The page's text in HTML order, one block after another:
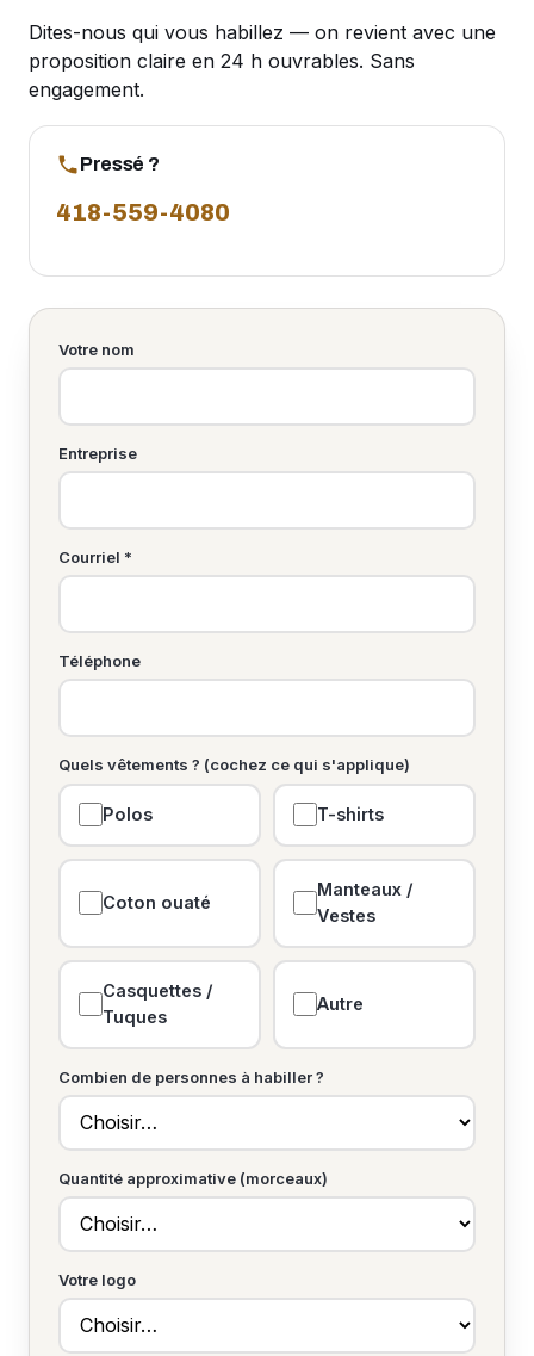
Dites-nous qui vous habillez — on revient avec une
proposition claire en 24 h ouvrables. Sans
engagement.
Pressé ?
418-559-4080
Votre nom
Entreprise
Courriel *
Téléphone
Quels vêtements ? (cochez ce qui s'applique)
Polos T-shirts
Coton ouaté
Manteaux /
Vestes
Casquettes /
Tuques
Autre
Combien de personnes à habiller ?
Quantité approximative (morceaux)
Votre logo